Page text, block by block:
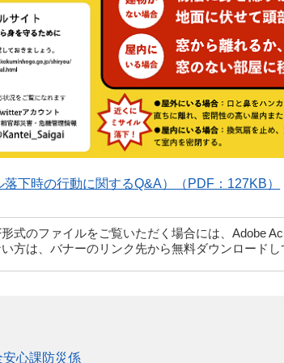
落下時の行動に関するQ&A）（PDF：127KB）
形式のファイルをご覧いただく場合には、Adobe
方は、バナーのリンク先から無料ダウンロードし
心課防災係